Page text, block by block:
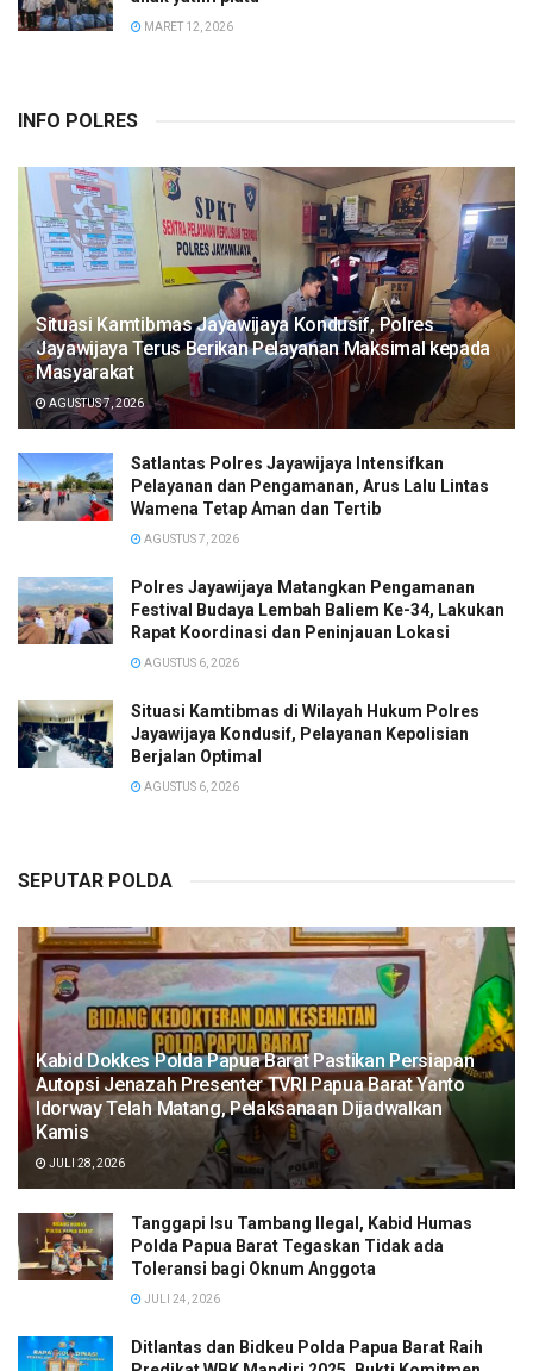
MARET 12, 2026
INFO POLRES
Situasi Kamtibmas Jayawijaya Kondusif, Polres
Jayawijaya Terus Berikan Pelayanan Maksimal kepada
Masyarakat
AGUSTUS 7, 2026
Satlantas Polres Jayawijaya Intensifkan
Pelayanan dan Pengamanan, Arus Lalu Lintas
Wamena Tetap Aman dan Tertib
AGUSTUS 7, 2026
Polres Jayawijaya Matangkan Pengamanan
Festival Budaya Lembah Baliem Ke-34, Lakukan
Rapat Koordinasi dan Peninjauan Lokasi
AGUSTUS 6, 2026
Situasi Kamtibmas di Wilayah Hukum Polres
Jayawijaya Kondusif, Pelayanan Kepolisian
Berjalan Optimal
AGUSTUS 6, 2026
SEPUTAR POLDA
Kabid Dokkes Polda Papua Barat Pastikan Persiapan
Autopsi Jenazah Presenter TVRI Papua Barat Yanto
Idorway Telah Matang, Pelaksanaan Dijadwalkan
Kamis
JULI 28, 2026
Tanggapi Isu Tambang Ilegal, Kabid Humas
Polda Papua Barat Tegaskan Tidak ada
Toleransi bagi Oknum Anggota
JULI 24, 2026
Ditlantas dan Bidkeu Polda Papua Barat Raih